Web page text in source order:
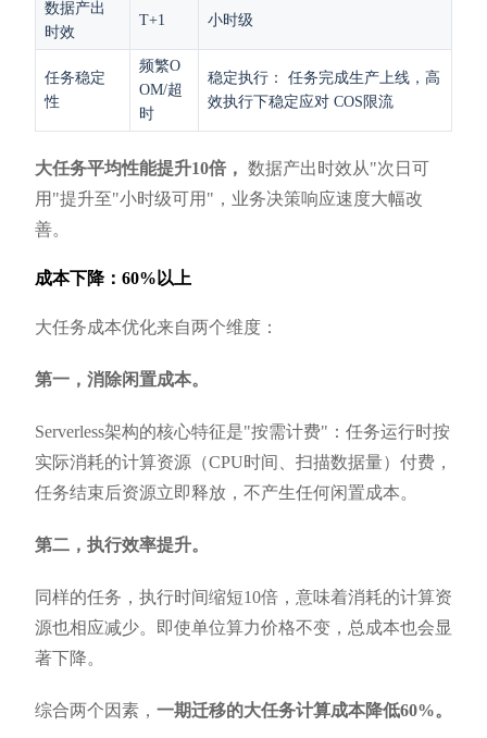
数据产出
时效
T+1 小时级
任务稳定
性
频繁O
OM/超
时
稳定执行： 任务完成生产上线，高
效执行下稳定应对 COS限流
大任务平均性能提升10倍， 数据产出时效从"次日可
用"提升至"小时级可用"，业务决策响应速度大幅改
善。
成本下降：60%以上
大任务成本优化来自两个维度：
第一，消除闲置成本。
Serverless架构的核心特征是"按需计费"：任务运行时按
实际消耗的计算资源（CPU时间、扫描数据量）付费，
任务结束后资源立即释放，不产生任何闲置成本。
第二，执行效率提升。
同样的任务，执行时间缩短10倍，意味着消耗的计算资
源也相应减少。即使单位算力价格不变，总成本也会显
著下降。
综合两个因素， 一期迁移的大任务计算成本降低60%。